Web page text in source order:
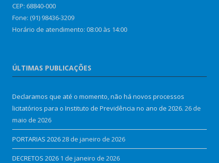
CEP: 68840-000
Fone: (91) 98436-3209
Horário de atendimento: 08:00 às 14:00
ÚLTIMAS PUBLICAÇÕES
Declaramos que até o momento, não há novos processos
licitatórios para o Instituto de Previdência no ano de 2026. 26 de
maio de 2026
PORTARIAS 202628 de janeiro de 2026
DECRETOS 2026 1 de janeiro de 2026